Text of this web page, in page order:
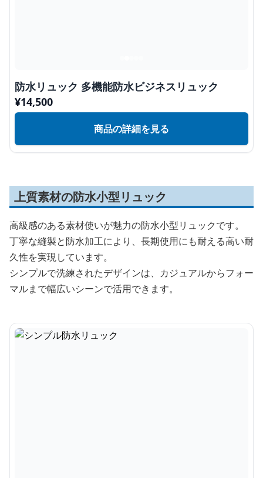
防水リュック 多機能防水ビジネスリュック
¥14,500
商品の詳細を見る
上質素材の防水小型リュック
高級感のある素材使いが魅力の防水小型リュックです。
丁寧な縫製と防水加工により、長期使用にも耐える高い耐
久性を実現しています。
シンプルで洗練されたデザインは、カジュアルからフォー
マルまで幅広いシーンで活用できます。